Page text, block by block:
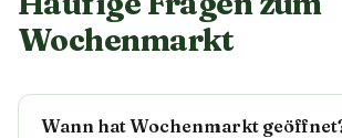
Wochenmarkt
Wann hat Wochenmarkt